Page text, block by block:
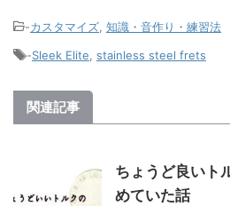
-カスタマイズ, 知識・音作り・練習法
-Sleek Elite, stainless steel frets
関連記事
ちょうど良いト
めていた話